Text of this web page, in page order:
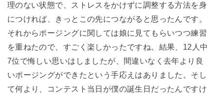
理のない状態で、ストレスをかけずに調整する方法を身
につければ、きっとこの先につながると思ったんです。
それからポージングに関しては娘に見てもらいつつ練習
を重ねたので、すごく楽しかったですね。結果、12 人中
7位で悔しい思いはしましたが、間違いなく去年より良
いポージングができたという手応えはありました。そし
て何より、コンテスト当日が僕の誕生日だったんですけ